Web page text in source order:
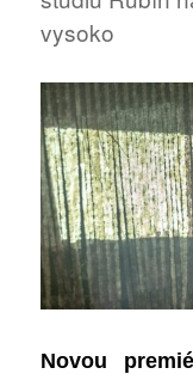
vysoko
Novou